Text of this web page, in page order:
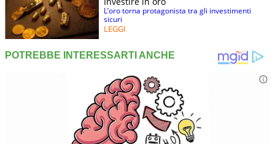
L’oro torna protagonista tra gli investimenti
sicuri
LEGGI